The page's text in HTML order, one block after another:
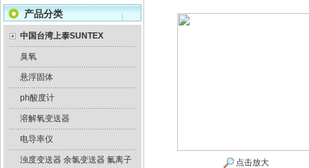
产品分类
中国台湾上泰SUNTEX
臭氧
悬浮固体
ph酸度计
溶解氧变送器
电导率仪
浊度变送器 余氯变送器 氟离子 点击放大